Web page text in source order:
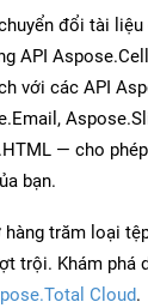
đổi tài
API
với các API
— cho
bạn.
trăm loại
trội. Khám phá
Cloud.